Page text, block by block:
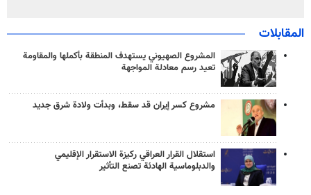
المقابلات
المشروع الصهيوني يستهدف المنطقة بأكملها والمقاومة
تعيد رسم معادلة المواجهة
مشروع كسر إيران قد سقط، وبدأت ولادة شرق جديد
استقلال القرار العراقي ركيزة الاستقرار الإقليمي
والدبلوماسية الهادئة تصنع التأثير